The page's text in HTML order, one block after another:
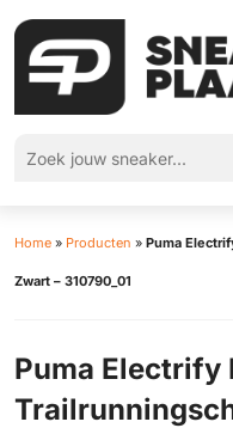
Home » Producten » Puma
Zwart – 310790_01
Puma Electrify